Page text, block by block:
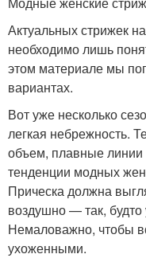
Актуальных стрижек
необходимо лишь
этом материале мы
вариантах.
Вот уже несколько
легкая небрежность.
объем, плавные
тенденции модных
Прическа должна
воздушно — так, будто
Немаловажно, чтобы
ухоженными.